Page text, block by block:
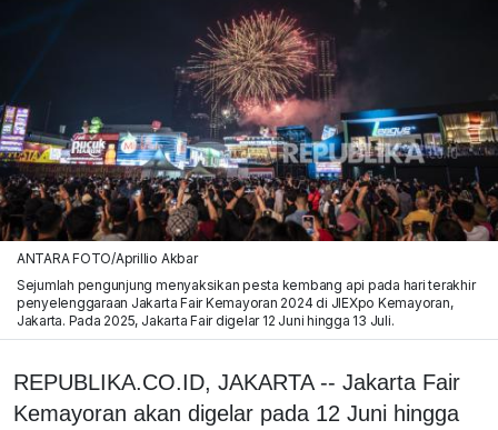
ANTARA FOTO/Aprillio Akbar
Sejumlah pengunjung menyaksikan pesta kembang api pada hari terakhir
penyelenggaraan Jakarta Fair Kemayoran 2024 di JIEXpo Kemayoran,
Jakarta. Pada 2025, Jakarta Fair digelar 12 Juni hingga 13 Juli.
REPUBLIKA.CO.ID, JAKARTA -- Jakarta Fair
Kemayoran akan digelar pada 12 Juni hingga